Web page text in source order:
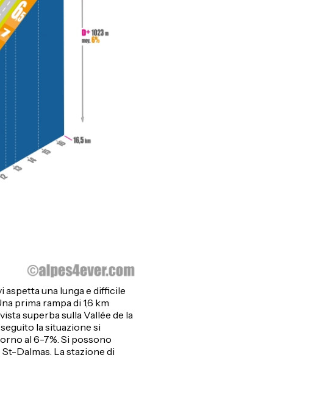
aspetta una lunga e difficile
prima rampa di 1,6 km
superba sulla Vallée de la
la situazione si
al 6-7%. Si possono
Dalmas. La stazione di